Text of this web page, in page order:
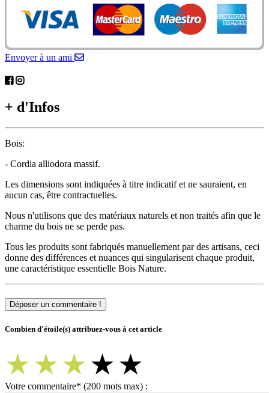
Envoyer à un ami
+ d'Infos
Bois:
- Cordia alliodora massif.
Les dimensions sont indiquées à titre indicatif et ne sauraient, en
aucun cas, être contractuelles.
Nous n'utilisons que des matériaux naturels et non traités afin que le
charme du bois ne se perde pas.
Tous les produits sont fabriqués manuellement par des artisans, ceci
donne des différences et nuances qui singularisent chaque produit,
une caractéristique essentielle Bois Nature.
Déposer un commentaire !
Combien d'étoile(s) attribuez-vous à cet article
★★★★★
Votre commentaire* (200 mots max) :